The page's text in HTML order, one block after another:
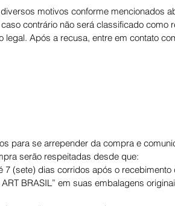
motivos conforme mencionados
contrário não será classificado como
Após a recusa, entre em contato
para se arrepender da compra e
serão respeitadas desde que:
7 (sete) dias corridos após o recebimento
BRASIL” em suas embalagens